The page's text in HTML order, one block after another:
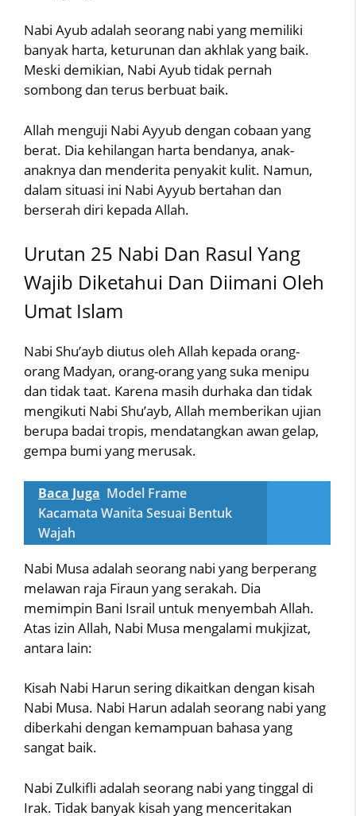
Nabi Ayub adalah seorang nabi yang memiliki
banyak harta, keturunan dan akhlak yang baik.
Meski demikian, Nabi Ayub tidak pernah
sombong dan terus berbuat baik.
Allah menguji Nabi Ayyub dengan cobaan yang
berat. Dia kehilangan harta bendanya, anak-
anaknya dan menderita penyakit kulit. Namun,
dalam situasi ini Nabi Ayyub bertahan dan
berserah diri kepada Allah.
Urutan 25 Nabi Dan Rasul Yang
Wajib Diketahui Dan Diimani Oleh
Umat Islam
Nabi Shu’ayb diutus oleh Allah kepada orang-
orang Madyan, orang-orang yang suka menipu
dan tidak taat. Karena masih durhaka dan tidak
mengikuti Nabi Shu’ayb, Allah memberikan ujian
berupa badai tropis, mendatangkan awan gelap,
gempa bumi yang merusak.
Baca Juga Model Frame
Kacamata Wanita Sesuai Bentuk
Wajah
Nabi Musa adalah seorang nabi yang berperang
melawan raja Firaun yang serakah. Dia
memimpin Bani Israil untuk menyembah Allah.
Atas izin Allah, Nabi Musa mengalami mukjizat,
antara lain:
Kisah Nabi Harun sering dikaitkan dengan kisah
Nabi Musa. Nabi Harun adalah seorang nabi yang
diberkahi dengan kemampuan bahasa yang
sangat baik.
Nabi Zulkifli adalah seorang nabi yang tinggal di
Irak. Tidak banyak kisah yang menceritakan